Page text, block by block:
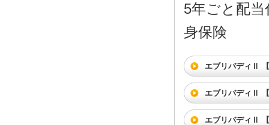
5年ごと配
身保険
エブリバディⅡ
エブリバディⅡ
エブリバディⅡ